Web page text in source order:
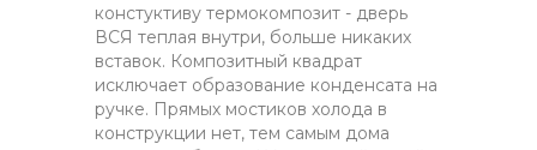
констуктиву термокомпозит - дверь
ВСЯ теплая внутри, больше никаких
вставок. Композитный квадрат
исключает образование конденсата на
ручке. Прямых мостиков холода в
конструкции нет, тем самым дома